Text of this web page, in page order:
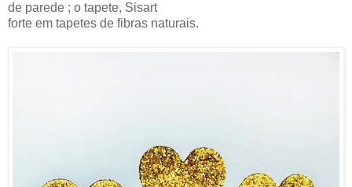
de parede ; o tapete, Sisart
forte em tapetes de fibras naturais.